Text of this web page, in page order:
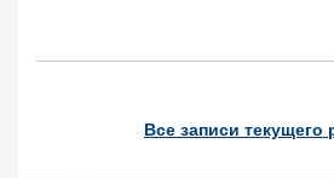
Все записи текущего